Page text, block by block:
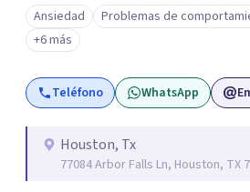
Ansiedad Problemas de
+6 más
Teléfono WhatsApp
Houston, Tx
77084 Arbor Falls Ln, Houston, TX